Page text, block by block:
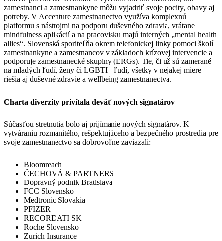
zamestnanci a zamestnankyne môžu vyjadriť svoje pocity, obavy aj
potreby. V Accenture zamestnanectvo využíva komplexnú
platformu s nástrojmi na podporu duševného zdravia, vrátane
mindfulness aplikácií a na pracovisku majú interných „mental health
allies“. Slovenská sporiteľňa okrem telefonickej linky pomoci školí
zamestnankyne a zamestnancov v základoch krízovej intervencie a
podporuje zamestnanecké skupiny (ERGs). Tie, či už sú zamerané
na mladých ľudí, ženy či LGBTI+ ľudí, všetky v nejakej miere
riešia aj duševné zdravie a wellbeing zamestnanectva.
Charta diverzity privítala deväť nových signatárov
Súčasťou stretnutia bolo aj prijímanie nových signatárov. K
vytváraniu rozmanitého, rešpektujúceho a bezpečného prostredia pre
svoje zamestnanectvo sa dobrovoľne zaviazali:
Bloomreach
ČECHOVÁ & PARTNERS
Dopravný podnik Bratislava
FCC Slovensko
Medtronic Slovakia
PFIZER
RECORDATI SK
Roche Slovensko
Zurich Insurance